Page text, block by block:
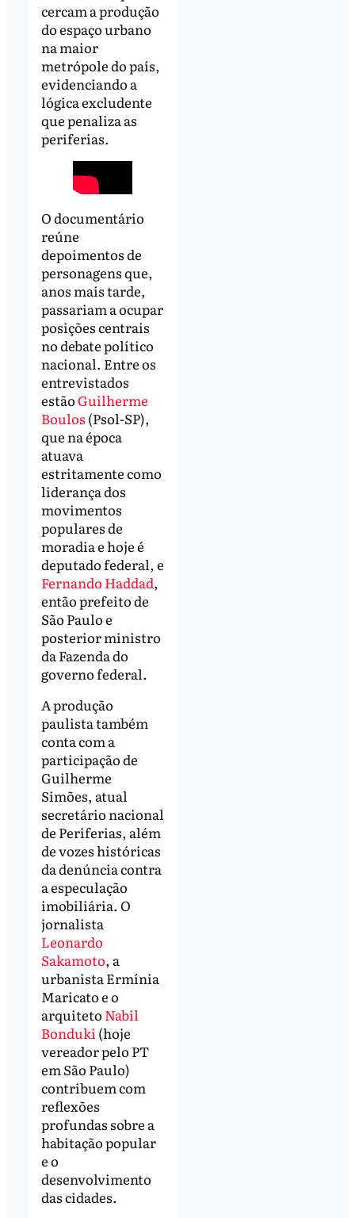
cercam a produção
do espaço urbano
na maior
metrópole do país,
evidenciando a
lógica excludente
que penaliza as
periferias.
O documentário
reúne
depoimentos de
personagens que,
anos mais tarde,
passariam a ocupar
posições centrais
no debate político
nacional. Entre os
entrevistados
estãoGuilherme
Boulos (Psol-SP),
que na época
atuava
estritamente como
liderança dos
movimentos
populares de
moradia e hoje é
deputado federal, e
Fernando Haddad,
então prefeito de
São Paulo e
posterior ministro
da Fazenda do
governo federal.
A produção
paulista também
conta com a
participação de
Guilherme
Simões, atual
secretário nacional
de Periferias, além
de vozes históricas
da denúncia contra
a especulação
imobiliária. O
jornalista
Leonardo
Sakamoto, a
urbanista Ermínia
Maricato e o
arquiteto Nabil
Bonduki(hoje
vereador pelo PT
em São Paulo)
contribuem com
reflexões
profundas sobre a
habitação popular
e o
desenvolvimento
das cidades.